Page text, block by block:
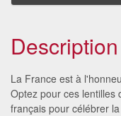
La France est à
Optez pour ces lentilles
français pour célébrer